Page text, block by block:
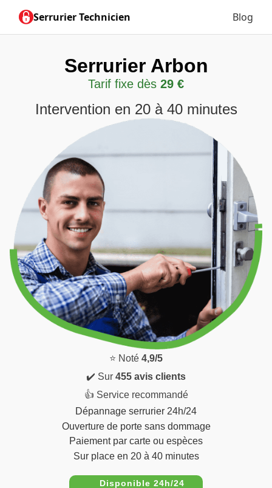
Serrurier Technicien Blog
Serrurier Arbon
Tarif fixe dès 29 €
Intervention en 20 à 40 minutes
⭐ Noté 4,9/5
✔️ Sur 455 avis clients
👍 Service recommandé
Dépannage serrurier 24h/24
Ouverture de porte sans dommage
Paiement par carte ou espèces
Sur place en 20 à 40 minutes